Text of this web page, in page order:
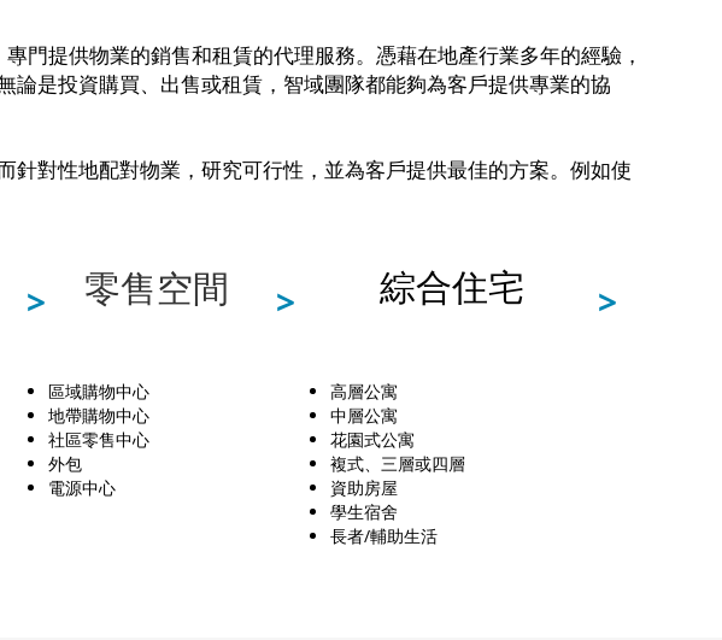
門提供物業的銷售和租賃的代理服務。憑藉在地產行業多年的經驗，
是投資購買、出售或租賃，智域團隊都能夠為客戶提供專業的協
對性地配對物業，研究可行性，並為客戶提供最佳的方案。例如使
> 零售空間 > 綜合住宅 >
區域購物中心
地帶購物中心
社區零售中心
外包
電源中心
高層公寓
中層公寓
花園式公寓
複式、三層或四層
資助房屋
學生宿舍
長者/輔助生活